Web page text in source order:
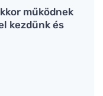
működnek
kezdünk és